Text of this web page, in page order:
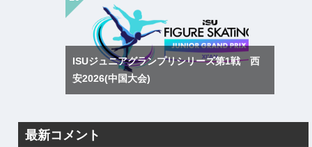
ISUジュニアグランプリシリーズ第1戦 西
安2026(中国大会)
最新コメント